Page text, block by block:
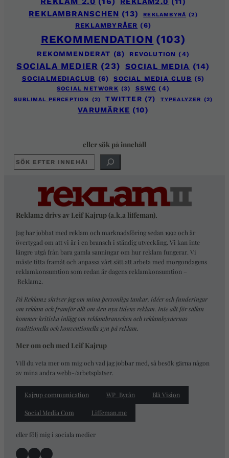
REKLAMBRANSCHEN (13) REKLAMBYRÅ (2)
REKLAMBYRÅER (6)
REKOMMENDATION (103)
REKOMMENDERAT (8) REVOLUTION (4)
SOCIALA MEDIER (23) SOCIAL MEDIA (14)
SOCIALMEDIACLUB (6) SOCIAL MEDIA CLUB (5)
SOCIAL NETWORK (3) SSWC (4)
SUBLIMAL PERCEPTION (2) TWITTER (7) TYPEALYZER (2)
VARUMÄRKE (10)
eller sök på innehåll
SÖK
Reklam2 drivs av Leif Kajrup (a.k.a liffeman).
Jag har jobbat med reklam och marknadsföring sedan 1992 och är
övertygad om att vi är i en bransch i ständig utveckling. Vi kan inte
längre utgå från bara gamla sanningar om hur reklam fungerar. Vi
måste titta framåt och anpassa vårt sätt att arbeta med morgondagens
reklamkonsumtion som redan är dagens reklamkonsumtion –
Reklam2
På Reklam2 skriver jag om mina personliga tankar, idéer och funderingar
om reklam och framför allt om den nya tidens reklam. Inte allt för sällan
kommer kritiska inlägg om reklambranschen och reklambyråernas
traditionella och konventionella syn på reklam.
Mer om och med Leif Kajrup
Vill du veta mer om mig och vad jag jobbar med, så besök gärna någon
av mina andra webb-/arbetsplatser.
Kajrup communication WP_Byrån Blå Vision
Social Media Com Liffeman.me
eller följ mig i sociala medier
Facebook
Instagram
LinkedIn